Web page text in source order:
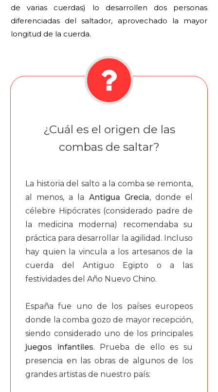
de varias cuerdas) lo desarrollen dos personas
diferenciadas del saltador, aprovechado la mayor
longitud de la cuerda.
¿Cuál es el origen de las
combas de saltar?
La historia del salto a la comba se remonta,
al menos, a la Antigua Grecia, donde el
célebre Hipócrates (considerado padre de
la medicina moderna) recomendaba su
práctica para desarrollar la agilidad. Incluso
hay quien la vincula a los artesanos de la
cuerda del Antiguo Egipto o a las
festividades del Año Nuevo Chino.
España fue uno de los países europeos
donde la comba gozo de mayor recepción,
siendo considerado uno de los principales
juegos infantiles. Prueba de ello es su
presencia en las obras de algunos de los
grandes artistas de nuestro país: